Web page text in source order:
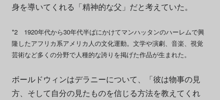
身を導いてくれる「精神的な父」だと考えていた。
*2 1920年代から30年代半ばにかけてマンハッタンのハーレムで興
隆したアフリカ系アメリカ人の文化運動。文学や演劇、音楽、視覚
芸術など多くの分野で人種的な誇りを掲げた作品が生まれた。
ボールドウィンはデラニーについて、「彼は物事の見
方、そして自分の見たものを信じる方法を教えてくれ